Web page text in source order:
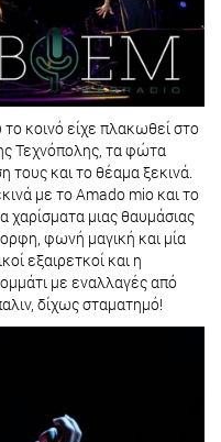
κοινό είχε πλακωθεί στο
Τεχνόπολης, τα φώτα
τους και το θέαμα ξεκινά.
με το Amado mio και το
χαρίσματα μιας θαυμάσιας
φωνή μαγική και μία
εξαιρετκοί και η
με εναλλαγές από
δίχως σταματημό!